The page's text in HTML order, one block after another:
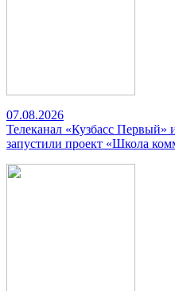
07.08.2026
Телеканал «Кузбасс Первый»
запустили проект «Школа